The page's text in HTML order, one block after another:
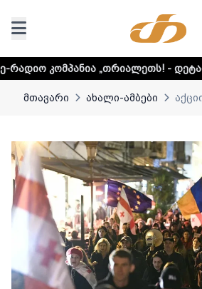
„თრიალეთს! - დეტალური
მთავარი ახალი-ამბები